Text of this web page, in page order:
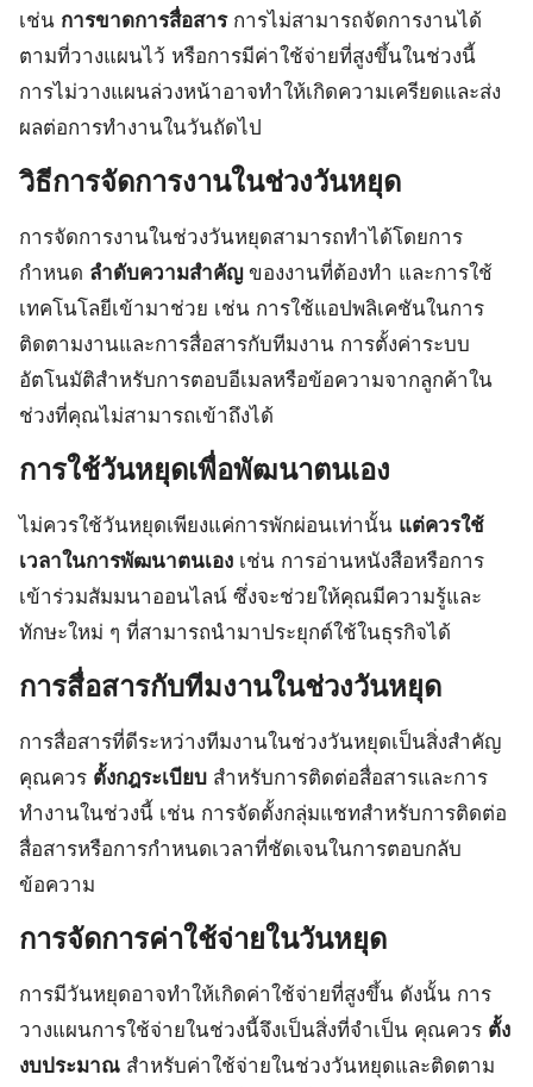
เช่น การขาดการสื่อสารการไม่สามารถจัดการงานได้
ตามที่วางแผนไว้ หรือการมีค่าใช้จ่ายที่สูงขึ้นในช่วงนี้
การไม่วางแผนล่วงหน้าอาจทำให้เกิดความเครียดและส่ง
ผลต่อการทำงานในวันถัดไป
วิธีการจัดการงานในช่วงวันหยุด
การจัดการงานในช่วงวันหยุดสามารถทำได้โดยการ
กำหนด ลำดับความสำคัญของงานที่ต้องทำ และการใช้
เทคโนโลยีเข้ามาช่วย เช่น การใช้แอปพลิเคชันในการ
ติดตามงานและการสื่อสารกับทีมงาน การตั้งค่าระบบ
อัตโนมัติสำหรับการตอบอีเมลหรือข้อความจากลูกค้าใน
ช่วงที่คุณไม่สามารถเข้าถึงได้
การใช้วันหยุดเพื่อพัฒนาตนเอง
ไม่ควรใช้วันหยุดเพียงแค่การพักผ่อนเท่านั้น แต่ควรใช้
เวลาในการพัฒนาตนเอง เช่น การอ่านหนังสือหรือการ
เข้าร่วมสัมมนาออนไลน์ ซึ่งจะช่วยให้คุณมีความรู้และ
ทักษะใหม่ ๆ ที่สามารถนำมาประยุกต์ใช้ในธุรกิจได้
การสื่อสารกับทีมงานในช่วงวันหยุด
การสื่อสารที่ดีระหว่างทีมงานในช่วงวันหยุดเป็นสิ่งสำคัญ
คุณควร ตั้งกฎระเบียบ สำหรับการติดต่อสื่อสารและการ
ทำงานในช่วงนี้ เช่น การจัดตั้งกลุ่มแชทสำหรับการติดต่อ
สื่อสารหรือการกำหนดเวลาที่ชัดเจนในการตอบกลับ
ข้อความ
การจัดการค่าใช้จ่ายในวันหยุด
การมีวันหยุดอาจทำให้เกิดค่าใช้จ่ายที่สูงขึ้น ดังนั้น การ
วางแผนการใช้จ่ายในช่วงนี้จึงเป็นสิ่งที่จำเป็น คุณควร ตั้ง
งบประมาณ สำหรับค่าใช้จ่ายในช่วงวันหยุดและติดตาม